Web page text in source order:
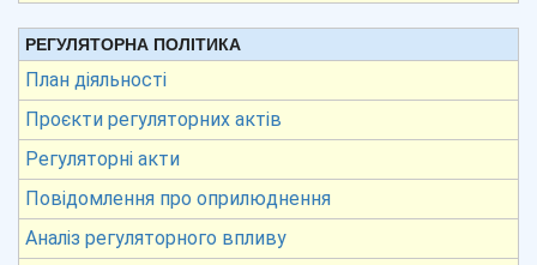
РЕГУЛЯТОРНА ПОЛІТИКА
План діяльності
Проєкти регуляторних актів
Регуляторні акти
Повідомлення про оприлюднення
Аналіз регуляторного впливу